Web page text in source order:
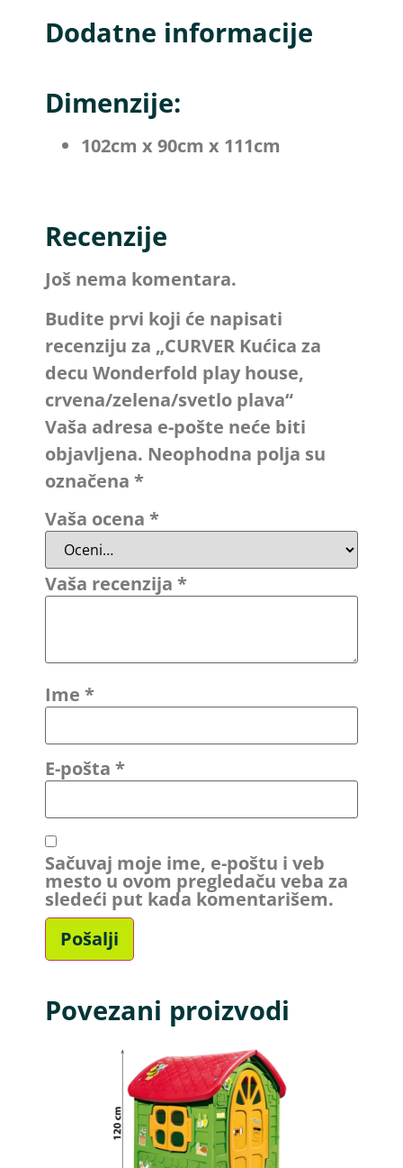
Dodatne informacije
Dimenzije:
102cm x 90cm x 111cm
Recenzije
Još nema komentara.
Budite prvi koji će napisati
recenziju za „CURVER Kućica za
decu Wonderfold play house,
crvena/zelena/svetlo plava“
Vaša adresa e-pošte neće biti
objavljena. Neophodna polja su
označena *
Vaša ocena *
Vaša recenzija *
Ime *
E-pošta *
Sačuvaj moje ime, e-poštu i veb
mesto u ovom pregledaču veba za
sledeći put kada komentarišem.
Povezani proizvodi